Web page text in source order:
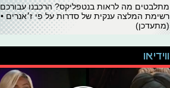
מתלבטים מה לראות בנטפליקס? הרכבנו עבורכם
רשימת המלצה ענקית של סדרות על פי ז׳אנרים •
(מתעדכן)
ווידיאו